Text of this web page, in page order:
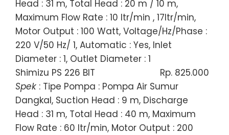
Head : 31 m, Total Head : 20 m / 10 m,
Maximum Flow Rate : 10 ltr/min , 17ltr/min,
Motor Output : 100 Watt, Voltage/Hz/Phase :
220 V/50 Hz/ 1, Automatic : Yes, Inlet
Diameter : 1, Outlet Diameter : 1
Shimizu PS 226 BIT
Rp. 825.000
Spek : Tipe Pompa : Pompa Air Sumur
Dangkal, Suction Head : 9 m, Discharge
Head : 31 m, Total Head : 40 m, Maximum
Flow Rate : 60 ltr/min, Motor Output : 200